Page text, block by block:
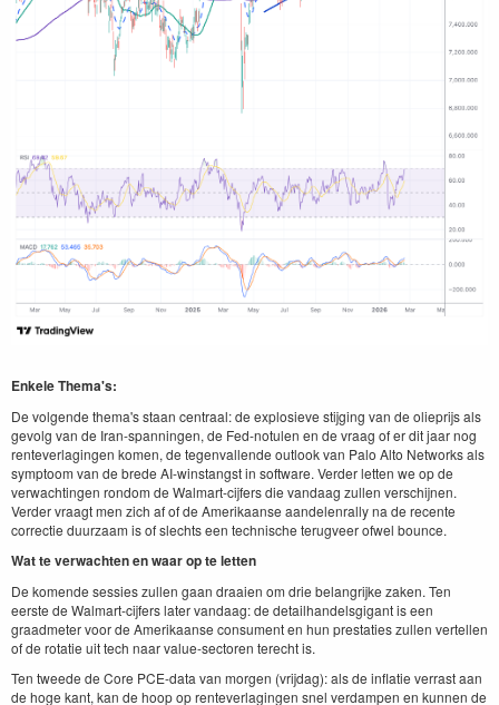
Enkele Thema's:
De volgende thema's staan centraal: de explosieve stijging van de olieprijs als
gevolg van de Iran-spanningen, de Fed-notulen en de vraag of er dit jaar nog
renteverlagingen komen, de tegenvallende outlook van Palo Alto Networks als
symptoom van de brede AI-winstangst in software. Verder letten we op de
verwachtingen rondom de Walmart-cijfers die vandaag zullen verschijnen.
Verder vraagt men zich af of de Amerikaanse aandelenrally na de recente
correctie duurzaam is of slechts een technische terugveer ofwel bounce.
Wat te verwachten en waar op te letten
De komende sessies zullen gaan draaien om drie belangrijke zaken. Ten
eerste de Walmart-cijfers later vandaag: de detailhandelsgigant is een
graadmeter voor de Amerikaanse consument en hun prestaties zullen vertellen
of de rotatie uit tech naar value-sectoren terecht is.
Ten tweede de Core PCE-data van morgen (vrijdag): als de inflatie verrast aan
de hoge kant, kan de hoop op renteverlagingen snel verdampen en kunnen de